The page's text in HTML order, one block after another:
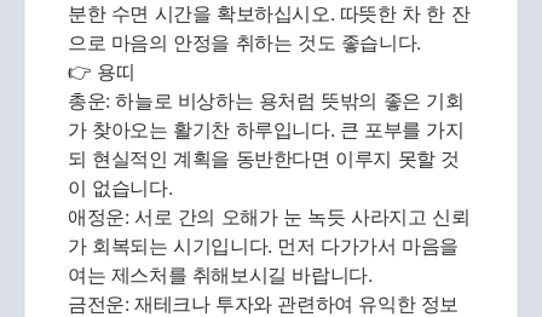
분한 수면 시간을 확보하십시오. 따뜻한 차 한 잔
으로 마음의 안정을 취하는 것도 좋습니다.
👉 용띠
총운: 하늘로 비상하는 용처럼 뜻밖의 좋은 기회
가 찾아오는 활기찬 하루입니다. 큰 포부를 가지
되 현실적인 계획을 동반한다면 이루지 못할 것
이 없습니다.
애정운: 서로 간의 오해가 눈 녹듯 사라지고 신뢰
가 회복되는 시기입니다. 먼저 다가가서 마음을
여는 제스처를 취해보시길 바랍니다.
금전운: 재테크나 투자와 관련하여 유익한 정보